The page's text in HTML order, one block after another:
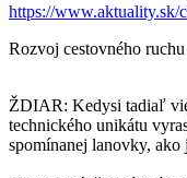
https://www.aktuality.sk/
Rozvoj cestovného
ŽDIAR: Kedysi tadiaľ
technického unikátu
spomínanej lanovky,